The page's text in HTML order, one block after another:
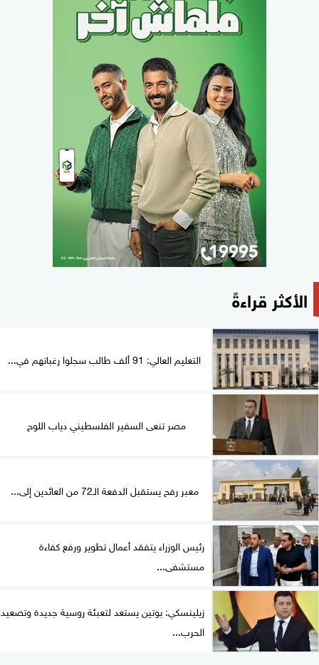
الأكثر قراءةً
التعليم العالي: 91 ألف طالب سجلوا رغباتهم في...
مصر تنعى السفير الفلسطيني دياب اللوح
معبر رفح يستقبل الدفعة الـ72 من العائدين إلى...
رئيس الوزراء يتفقد أعمال تطوير ورفع كفاءة
مستشفى...
زيلينسكي: بوتين يستعد لتعبئة روسية جديدة وتصعيد
الحرب...